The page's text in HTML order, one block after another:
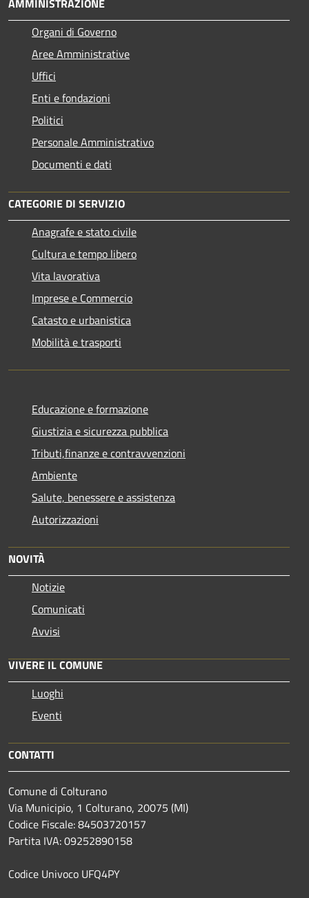
AMMINISTRAZIONE
Organi di Governo
Aree Amministrative
Uffici
Enti e fondazioni
Politici
Personale Amministrativo
Documenti e dati
CATEGORIE DI SERVIZIO
Anagrafe e stato civile
Cultura e tempo libero
Vita lavorativa
Imprese e Commercio
Catasto e urbanistica
Mobilità e trasporti
Educazione e formazione
Giustizia e sicurezza pubblica
Tributi,finanze e contravvenzioni
Ambiente
Salute, benessere e assistenza
Autorizzazioni
NOVITÀ
Notizie
Comunicati
Avvisi
VIVERE IL COMUNE
Luoghi
Eventi
CONTATTI
Comune di Colturano
Via Municipio, 1 Colturano, 20075 (MI)
Codice Fiscale: 84503720157
Partita IVA: 09252890158
Codice Univoco UFQ4PY